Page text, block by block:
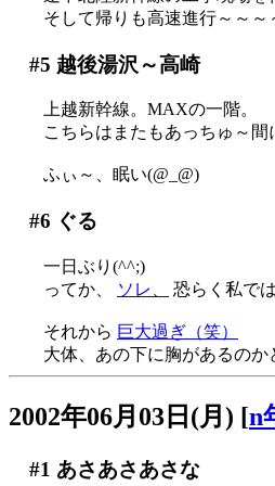
そして帰りも高速進行～～～
#5 越後湯沢～高崎
上越新幹線。MAXの一階。
こちらはまたもあっちゅ～間
ふぃ～、眠い(@_@)
#6 ぐる
一日ぶり(^^;)
ってか、
ソレ、 恐らく私で
それから 巨大過ぎ（笑）
大体、あの下に胸があるの
2002年06月03日(月) [n
#1 あさあさあさな